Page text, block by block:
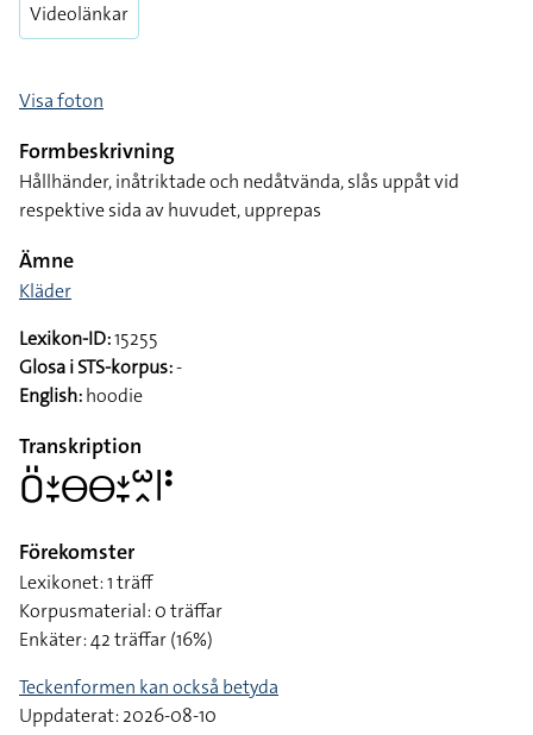
Videolänkar
Visa foton
Formbeskrivning
Hållhänder, inåtriktade och nedåtvända, slås uppåt vid
respektive sida av huvudet, upprepas
Ämne
Kläder
Lexikon-ID:15255
Glosa i STS-korpus:-
English:hoodie
Transkription
􌤆􌤺􌥕􌥙􌤫􌤫􌥕􌥙􌥱􌥿􌥼􌥻
Förekomster
Lexikonet: 1 träff
Korpusmaterial: 0 träffar
Enkäter: 42 träffar (16%)
Teckenformen kan också betyda
Uppdaterat: 2026-08-10